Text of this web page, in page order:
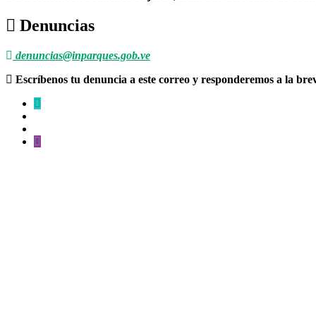
Denuncias
denuncias@inparques.gob.ve
Escríbenos tu denuncia a este correo y responderemos a la